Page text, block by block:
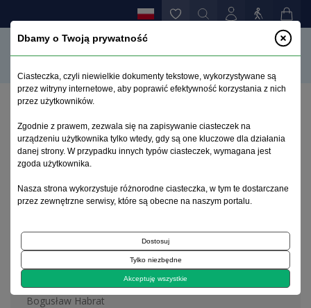
Archiwum 1992–2014
1992, tom 1, zeszyt 3
Z diagnostyki i leczenia alkoholizmu
Klasyfikacja alkoholizmu wg Cloningera
Bogusław Habrat
Dbamy o Twoją prywatność
Ciasteczka, czyli niewielkie dokumenty tekstowe, wykorzystywane są
przez witryny internetowe, aby poprawić efektywność korzystania z nich
przez użytkowników.
Zgodnie z prawem, zezwala się na zapisywanie ciasteczek na
urządzeniu użytkownika tylko wtedy, gdy są one kluczowe dla działania
danej strony. W przypadku innych typów ciasteczek, wymagana jest
zgoda użytkownika.
Nasza strona wykorzystuje różnorodne ciasteczka, w tym te dostarczane
przez zewnętrzne serwisy, które są obecne na naszym portalu.
Dostosuj
Tylko niezbędne
Akceptuję wszystkie